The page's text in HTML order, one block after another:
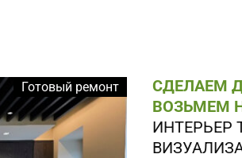
Готовый ремонт
СДЕЛАЕМ
ВОЗЬМЕМ
ИНТЕРЬЕР